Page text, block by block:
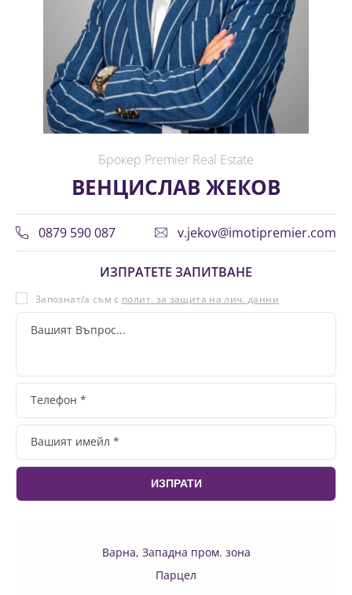
Брокер Premier Real Estate
ВЕНЦИСЛАВ ЖЕКОВ
0879 590 087 v.jekov@imotipremier.com
ИЗПРАТЕТЕ ЗАПИТВАНЕ
Запознат/а съм с полит. за защита на лич. данни
Варна, Западна пром. зона
Парцел